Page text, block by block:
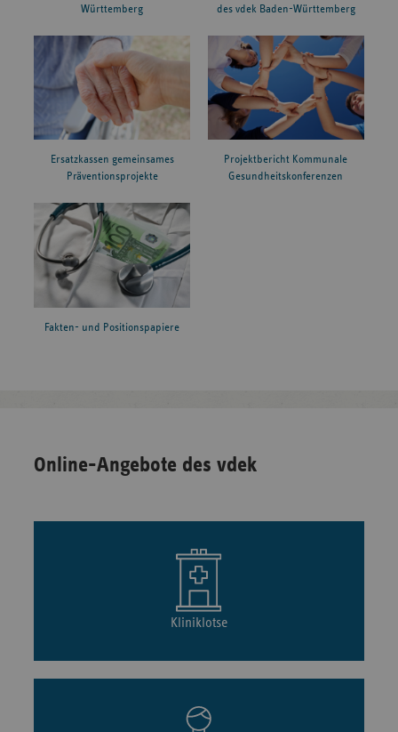
Württemberg
des vdek Baden-Württemberg
Ersatzkassen gemeinsames
Präventionsprojekte
Projektbericht Kommunale
Gesundheitskonferenzen
Fakten- und Positionspapiere
Online-Angebote des vdek
Kliniklotse